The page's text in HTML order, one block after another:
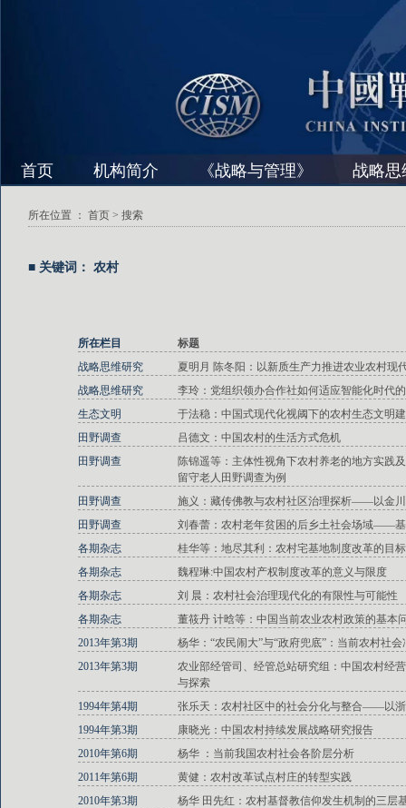
首页 机构简介 《战略与管理》 战略思
所在位置 ： 首页 > 搜索
■ 关键词： 农村
所在栏目
标题
战略思维研究
夏明月 陈冬阳：以新质生产力推进农业农村现
战略思维研究
李玲：党组织领办合作社如何适应智能化时代
生态文明
于法稳：中国式现代化视阈下的农村生态文明
田野调查
吕德文：中国农村的生活方式危机
田野调查
陈锦遥等：主体性视角下农村养老的地方实践
留守老人田野调查为例
田野调查
施义：藏传佛教与农村社区治理探析——以金
田野调查
刘春蕾：农村老年贫困的后乡土社会场域——
各期杂志
桂华等：地尽其利：农村宅基地制度改革的目
各期杂志
魏程琳:中国农村产权制度改革的意义与限度
各期杂志
刘 晨：农村社会治理现代化的有限性与可能性
各期杂志
董筱丹 计晗等：中国当前农业农村政策的基本
2013年第3期
杨华：“农民闹大”与“政府兜底”：当前农村社
2013年第3期
农业部经管司、经管总站研究组：中国农村经
与探索
1994年第4期
张乐天：农村社区中的社会分化与整合——以
1994年第3期
康晓光：中国农村持续发展战略研究报告
2010年第6期
杨华 ：当前我国农村社会各阶层分析
2011年第6期
黄健：农村改革试点村庄的转型实践
2010年第3期
杨华 田先红：农村基督教信仰发生机制的三层